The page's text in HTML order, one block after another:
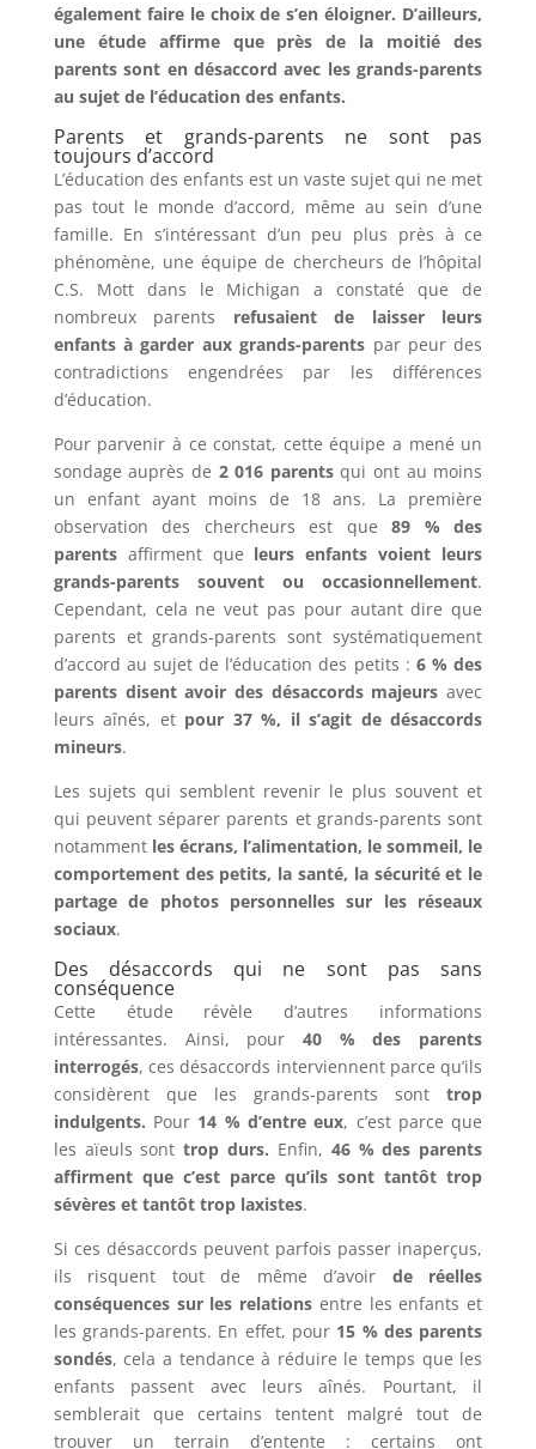
également faire le choix de s’en éloigner. D’ailleurs,
une étude affirme que près de la moitié des
parents sont en désaccord avec les grands-parents
au sujet de l’éducation des enfants.
Parents et grands-parents ne sont pas
toujours d’accord
L’éducation des enfants est un vaste sujet qui ne met
pas tout le monde d’accord, même au sein d’une
famille. En s’intéressant d’un peu plus près à ce
phénomène, une équipe de chercheurs de l’hôpital
C.S. Mott dans le Michigan a constaté que de
nombreux parents refusaient de laisser leurs
enfants à garder aux grands-parents par peur des
contradictions engendrées par les différences
d’éducation.
Pour parvenir à ce constat, cette équipe a mené un
sondage auprès de 2 016 parentsqui ont au moins
un enfant ayant moins de 18 ans. La première
observation des chercheurs est que89 % des
parentsaffirment que leurs enfants voient leurs
grands-parents souvent ou occasionnellement.
Cependant, cela ne veut pas pour autant dire que
parents et grands-parents sont systématiquement
d’accord au sujet de l’éducation des petits : 6 % des
parents disent avoir des désaccords majeurs avec
leurs aînés, et pour 37 %, il s’agit de désaccords
mineurs.
Les sujets qui semblent revenir le plus souvent et
qui peuvent séparer parents et grands-parents sont
notamment les écrans, l’alimentation, le sommeil, le
comportement des petits, la santé, la sécurité et le
partage de photos personnelles sur les réseaux
sociaux.
Des désaccords qui ne sont pas sans
conséquence
Cette étude révèle d’autres informations
intéressantes. Ainsi, pour 40 % des parents
interrogés, ces désaccords interviennent parce qu’ils
considèrent que les grands-parents sonttrop
indulgents. Pour 14 % d’entre eux, c’est parce que
les aïeuls sonttrop durs. Enfin, 46 % des parents
affirment que c’est parce qu’ils sont tantôt trop
sévères et tantôt trop laxistes.
Si ces désaccords peuvent parfois passer inaperçus,
ils risquent tout de même d’avoir de réelles
conséquences sur les relations entre les enfants et
les grands-parents. En effet, pour 15 % des parents
sondés, cela a tendance à réduire le temps que les
enfants passent avec leurs aînés. Pourtant, il
semblerait que certains tentent malgré tout de
trouver un terrain d’entente : certains ont